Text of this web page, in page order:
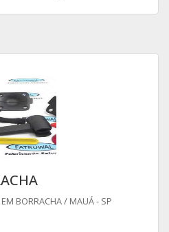
BORRACHA / MAUÁ - SP